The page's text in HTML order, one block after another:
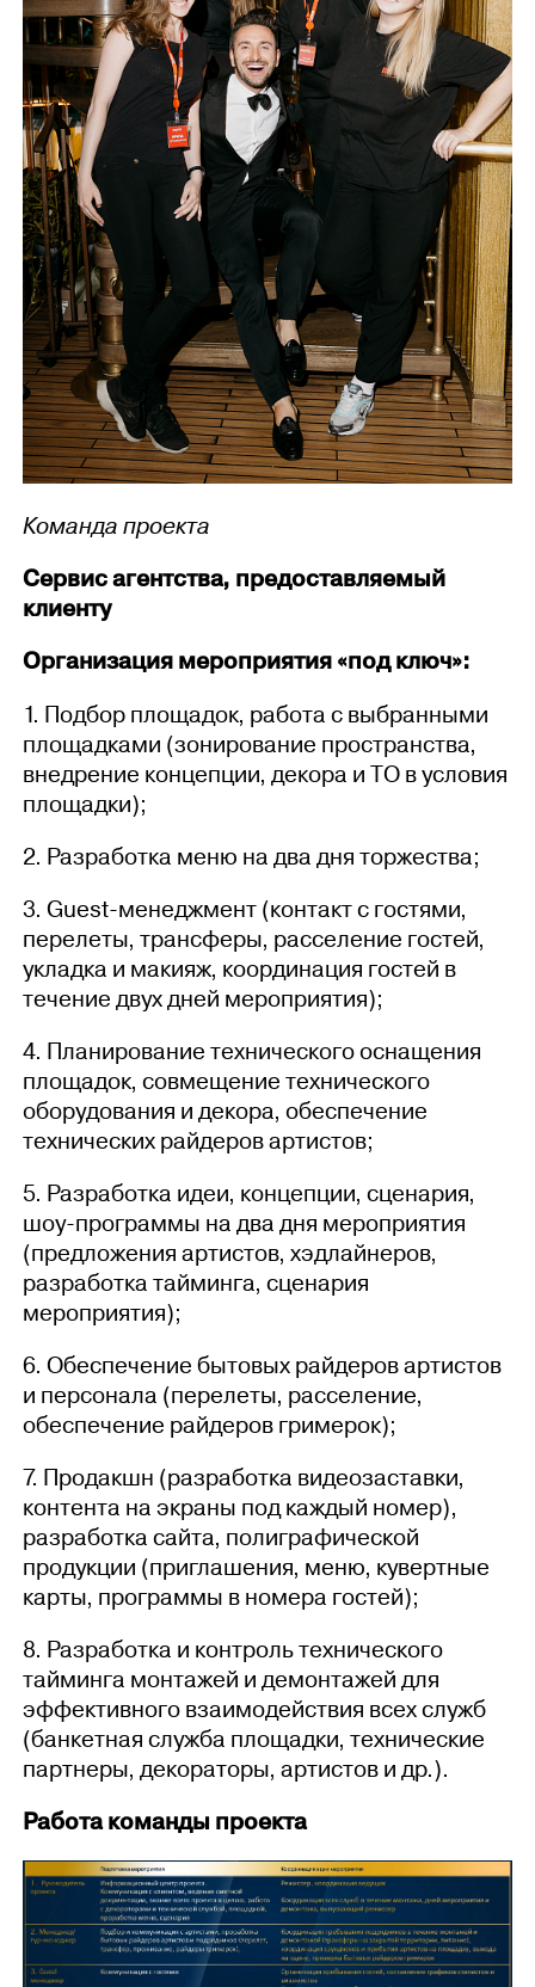
Команда проекта
Сервис агентства, предоставляемый
клиенту
Организация мероприятия «под ключ»:
1. Подбор площадок, работа с выбранными
площадками (зонирование пространства,
внедрение концепции, декора и ТО в условия
площадки);
2. Разработка меню на два дня торжества;
3. Guest-менеджмент (контакт с гостями,
перелеты, трансферы, расселение гостей,
укладка и макияж, координация гостей в
течение двух дней мероприятия);
4. Планирование технического оснащения
площадок, совмещение технического
оборудования и декора, обеспечение
технических райдеров артистов;
5. Разработка идеи, концепции, сценария,
шоу-программы на два дня мероприятия
(предложения артистов, хэдлайнеров,
разработка тайминга, сценария
мероприятия);
6. Обеспечение бытовых райдеров артистов
и персонала (перелеты, расселение,
обеспечение райдеров гримерок);
7. Продакшн (разработка видеозаставки,
контента на экраны под каждый номер),
разработка сайта, полиграфической
продукции (приглашения, меню, кувертные
карты, программы в номера гостей);
8. Разработка и контроль технического
тайминга монтажей и демонтажей для
эффективного взаимодействия всех служб
(банкетная служба площадки, технические
партнеры, декораторы, артистов и др.).
Работа команды проекта